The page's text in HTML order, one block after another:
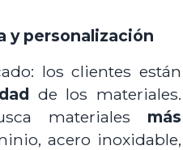
y personalización
los clientes están
de los materiales.
materiales más
acero inoxidable,